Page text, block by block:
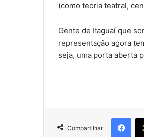
(como teoria teatral,
Gente de Itaguaí que
representação agora
seja, uma porta aberta
Compartilhar